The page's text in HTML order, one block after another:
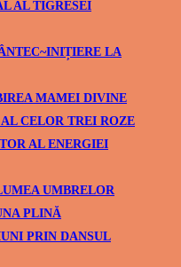
AL TIGRESEI
LA
MAMEI DIVINE
CELOR TREI ROZE
AL ENERGIEI
UMBRELOR
PLINĂ
PRIN DANSUL